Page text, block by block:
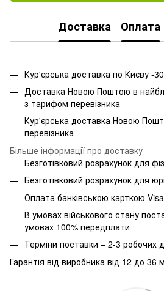
Доставка Оплата
Кур'єрська доставка по Києву -
Доставка Новою Поштою в
з тарифом перевізника
Кур'єрська доставка Новою
перевізника
Більше інформації про доставку
Безготівковий розрахунок для
Безготівковий розрахунок для
Оплата банківською карткою
В умовах військового стану
умовах 100% передплати
Терміни поставки – 2-3 робочих
Гарантія від виробника від 12 до 36